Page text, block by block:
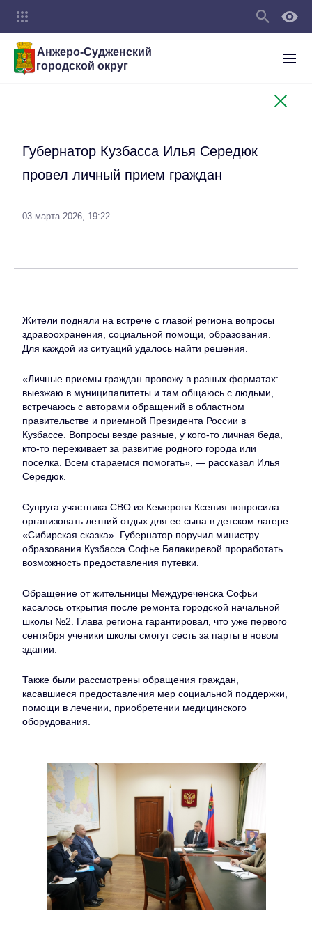
Анжеро-Судженский
городской округ
Губернатор Кузбасса Илья Середюк
провел личный прием граждан
03 марта 2026, 19:22
Жители подняли на встрече с главой региона вопросы
здравоохранения, социальной помощи, образования.
Для каждой из ситуаций удалось найти решения.
«Личные приемы граждан провожу в разных форматах:
выезжаю в муниципалитеты и там общаюсь с людьми,
встречаюсь с авторами обращений в областном
правительстве и приемной Президента России в
Кузбассе. Вопросы везде разные, у кого-то личная беда,
кто-то переживает за развитие родного города или
поселка. Всем стараемся помогать», — рассказал Илья
Середюк.
Супруга участника СВО из Кемерова Ксения попросила
организовать летний отдых для ее сына в детском лагере
«Сибирская сказка». Губернатор поручил министру
образования Кузбасса Софье Балакиревой проработать
возможность предоставления путевки.
Обращение от жительницы Междуреченска Софьи
касалось открытия после ремонта городской начальной
школы №2. Глава региона гарантировал, что уже первого
сентября ученики школы смогут сесть за парты в новом
здании.
Также были рассмотрены обращения граждан,
касавшиеся предоставления мер социальной поддержки,
помощи в лечении, приобретении медицинского
оборудования.